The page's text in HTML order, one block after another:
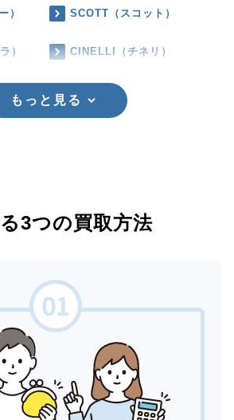
） SCOTT（スコット）
） CINELLI（チネリ）
もっと見る
3つの買取方法